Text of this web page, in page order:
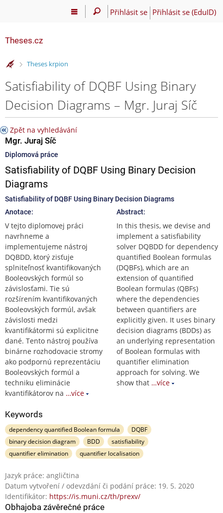
Přihlásit se Přihlásit se (EduID)
Theses.cz
>
Theses krpion
Satisfiability of DQBF Using Binary
Decision Diagrams – Mgr. Juraj Síč
Zpět na vyhledávání
Mgr. Juraj Síč
Diplomová práce
Satisfiability of DQBF Using Binary Decision
Diagrams
Satisfiability of DQBF Using Binary Decision Diagrams
Anotace:
V tejto diplomovej práci
navrhneme a
implementujeme nástroj
DQBDD, ktorý zisťuje
splniteľnosť kvantifikovaných
Booleovských formúl so
závislosťami. Tie sú
rozšírením kvantifikovaných
Booleovských formúl, avšak
závislosti medzi
kvantifikátormi sú explicitne
dané. Tento nástroj používa
binárne rozhodovacie stromy
ako podpornú reprezentáciu
Booleovských formúl a
techniku eliminácie
kvantifikátorov na …více
Abstract:
In this thesis, we devise and
implement a satisfiability
solver DQBDD for dependency
quantified Boolean formulas
(DQBFs), which are an
extension of quantified
Boolean formulas (QBFs)
where the dependencies
between quantifiers are
explicitly given. It uses binary
decision diagrams (BDDs) as
an underlying representation
of Boolean formulas with
quantifier elimination
approach for solving. We
show that …více
Keywords
dependency quantified Boolean formula
DQBF
binary decision diagram
BDD
satisfiability
quantifier elimination
quantifier localisation
Jazyk práce: angličtina
Datum vytvoření / odevzdání či podání práce: 19. 5. 2020
Identifikátor: https://is.muni.cz/th/prexv/
Obhajoba závěrečné práce